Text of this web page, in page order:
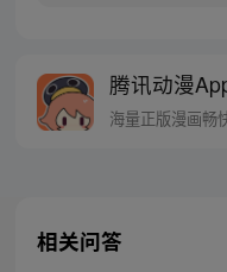
腾讯动漫
海量正版漫画畅
相关问答